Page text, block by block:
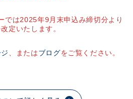
では2025年9月末申込み締切分より
定いたします。
、またはブログをご覧ください。